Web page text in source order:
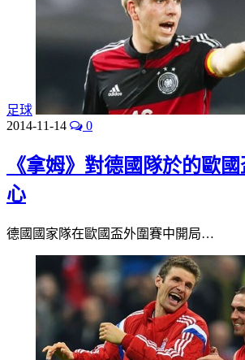
足球
2014-11-14
0
《拿姆》對德國隊於的歐
心
德國國家隊在歐國盃外圍賽中開局…